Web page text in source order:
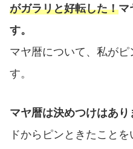
がガラリと好転した！マ
す。
マヤ暦について、私が
す。
マヤ暦は決めつけはあり
ドからピンときたこと